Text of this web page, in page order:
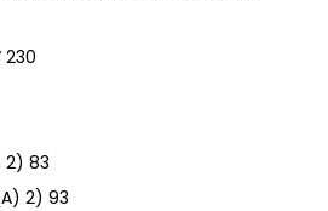
2) 83
2) 93